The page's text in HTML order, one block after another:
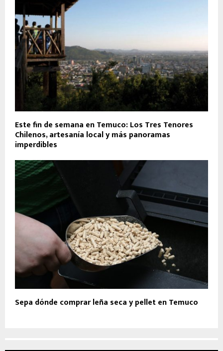
Este fin de semana en Temuco: Los Tres Tenores
Chilenos, artesanía local y más panoramas
imperdibles
Sepa dónde comprar leña seca y pellet en Temuco